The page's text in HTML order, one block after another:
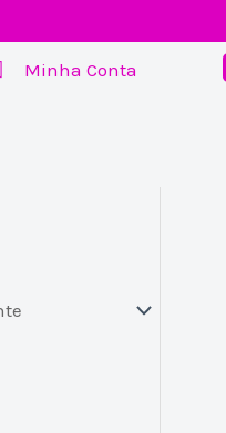
Minha Conta